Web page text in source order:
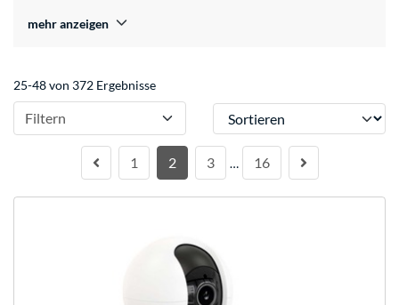
mehr anzeigen
25-48 von 372 Ergebnisse
Filtern Sortieren
1 2 3 … 16